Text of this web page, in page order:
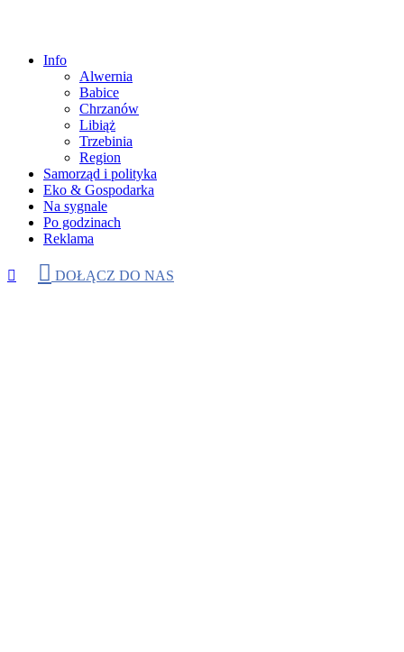
Info
Alwernia
Babice
Chrzanów
Libiąż
Trzebinia
Region
Samorząd i polityka
Eko & Gospodarka
Na sygnale
Po godzinach
Reklama
DOŁĄCZ DO NAS